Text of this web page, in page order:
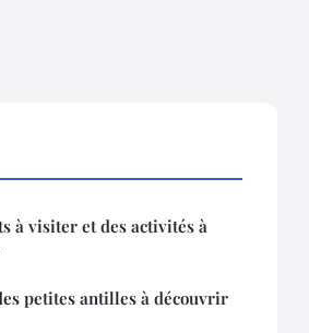
à visiter et des activités à
petites antilles à découvrir